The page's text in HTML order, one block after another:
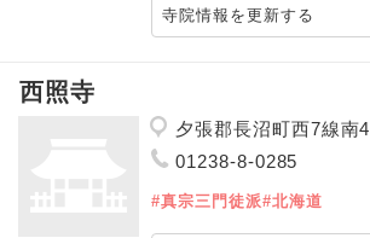
寺院情報を更新する
西照寺
夕張郡長沼町西7線南4
01238-8-0285
#真宗三門徒派#北海道